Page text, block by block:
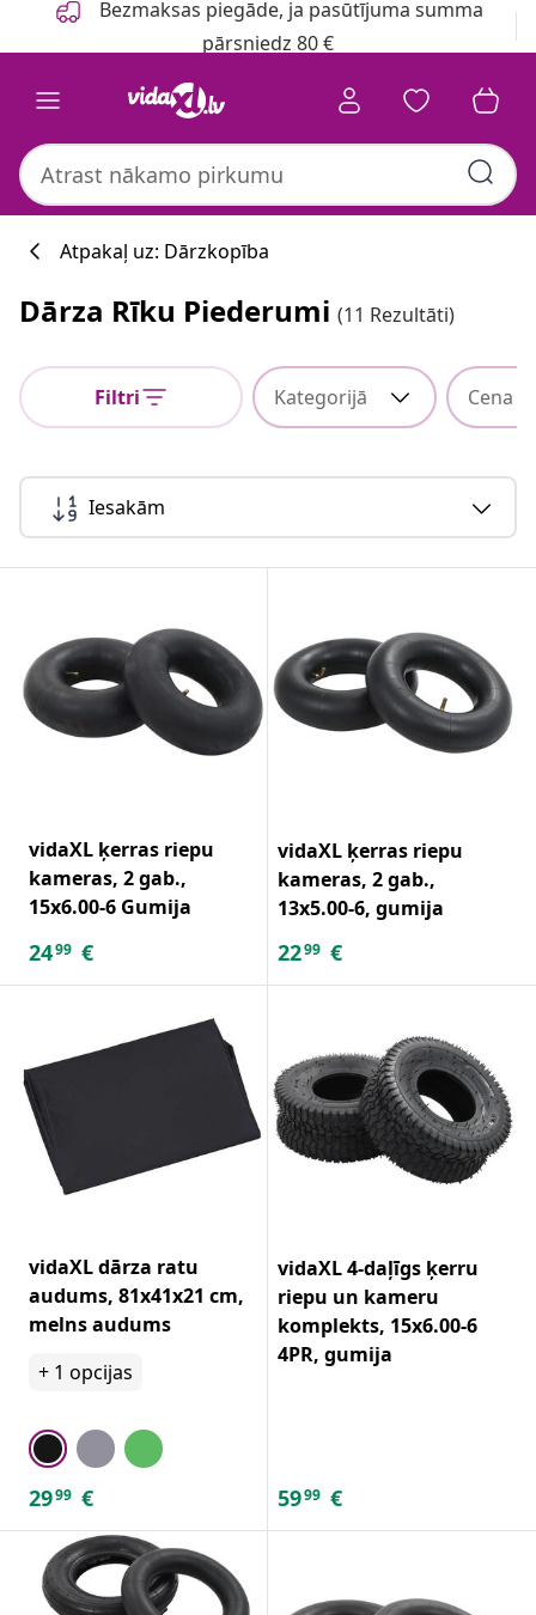
Bezmaksas piegāde, ja pasūtījuma summa
pārsniedz 80 €
Atpakaļ uz: Dārzkopība
Dārza Rīku Piederumi (11 Rezultāti)
Filtri Kategorijā Cena
Iesakām
vidaXL ķerras riepu
kameras, 2 gab.,
15x6.00-6 Gumija
2499 €
vidaXL ķerras riepu
kameras, 2 gab.,
13x5.00-6, gumija
2299 €
vidaXL dārza ratu
audums, 81x41x21 cm,
melns audums
+ 1 opcijas
2999 €
vidaXL 4-daļīgs ķerru
riepu un kameru
komplekts, 15x6.00-6
4PR, gumija
5999 €